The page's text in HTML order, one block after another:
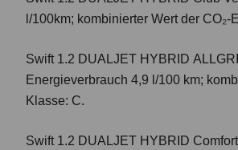
l/100km; kombinierter Wert der
Swift 1.2 DUALJET HYBRID
Energieverbrauch 4,9 l/100 km;
Klasse: C.
Swift 1.2 DUALJET HYBRID Comfort